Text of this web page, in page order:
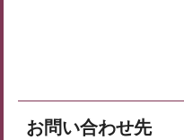
お問い合わせ先